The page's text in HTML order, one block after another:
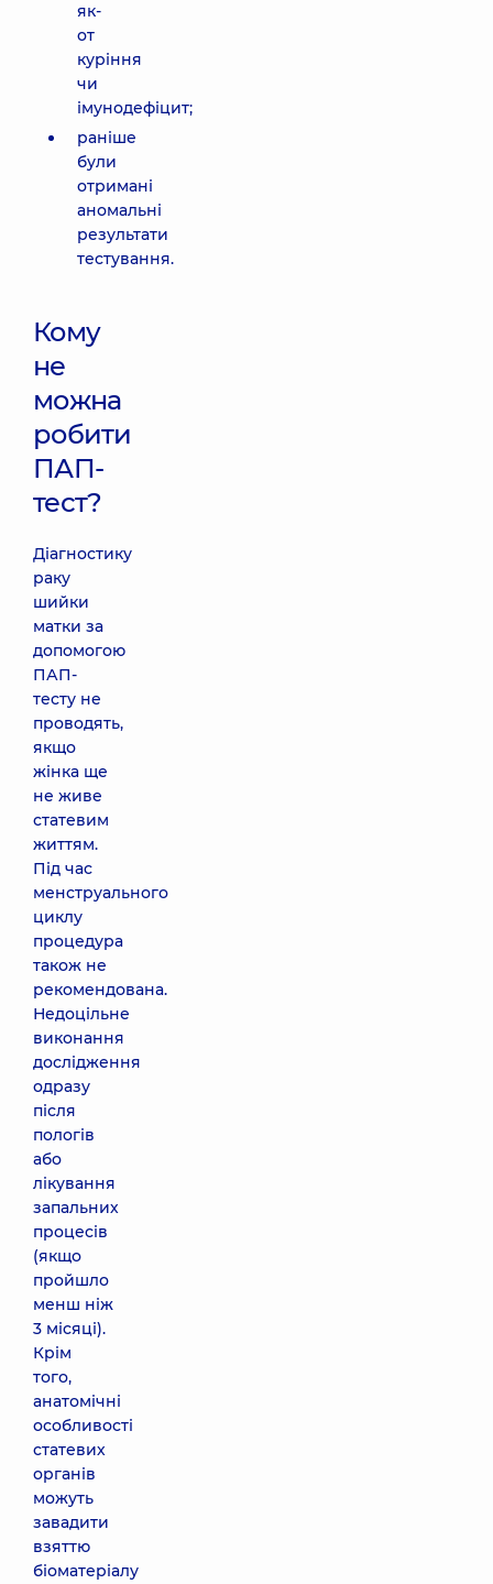
як-
от
куріння
чи
імунодефіцит;
раніше
були
отримані
аномальні
результати
тестування.
Кому
не
можна
робити
ПАП-
тест?
Діагностику
раку
шийки
матки за
допомогою
ПАП-
тесту не
проводять,
якщо
жінка ще
не живе
статевим
життям.
Під час
менструального
циклу
процедура
також не
рекомендована.
Недоцільне
виконання
дослідження
одразу
після
пологів
або
лікування
запальних
процесів
(якщо
пройшло
менш ніж
3 місяці).
Крім
того,
анатомічні
особливості
статевих
органів
можуть
завадити
взяттю
біоматеріалу